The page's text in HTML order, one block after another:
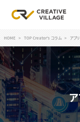
ログイン
RECRUIT
クリエイター求人を
HOME TOP Creator's コラム アプ